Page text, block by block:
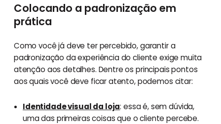
Colocando a padronização em
prática
Como você já deve ter percebido, garantir a
padronização da experiência do cliente exige muita
atenção aos detalhes. Dentre os principais pontos
aos quais você deve ficar atento, podemos citar:
Identidade visual da loja: essa é, sem dúvida,
uma das primeiras coisas que o cliente percebe.